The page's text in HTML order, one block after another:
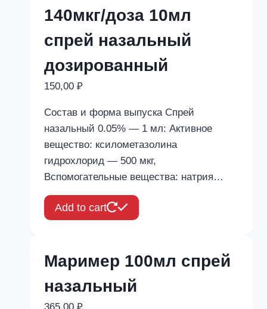
140мкг/доза 10мл
спрей назальный
дозированный
150,00 ₽
Состав и форма выпуска Спрей
назальный 0.05% — 1 мл: Активное
вещество: ксилометазолина
гидрохлорид — 500 мкг,
Вспомогательные вещества: натрия…
Add to cart
Маример 100мл спрей
назальный